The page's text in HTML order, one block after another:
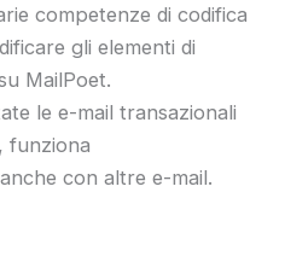
competenze di codifica
gli elementi di
MailPoet.
le e-mail transazionali
funziona
con altre e-mail.